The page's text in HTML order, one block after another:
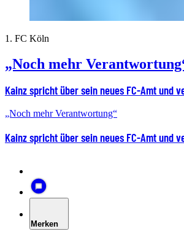
1. FC Köln
„Noch mehr
Kainz spricht über sein neues FC-Amt und
„Noch mehr Verantwortung“
Kainz spricht über sein neues FC-Amt und
Merken